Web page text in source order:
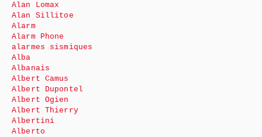
Alan Lomax
Alan Sillitoe
Alarm
Alarm Phone
alarmes sismiques
Alba
Albanais
Albert Camus
Albert Dupontel
Albert Ogien
Albert Thierry
Albertini
Alberto